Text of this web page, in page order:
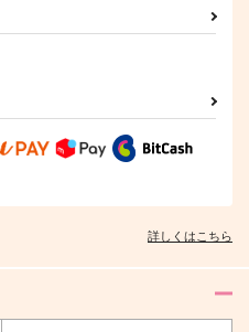
詳しくはこちら